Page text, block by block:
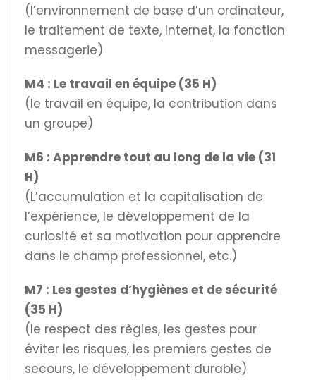
(l’environnement de base d’un ordinateur,
le traitement de texte, Internet, la fonction
messagerie)
M4 : Le travail en équipe (35 H)
(le travail en équipe, la contribution dans
un groupe)
M6 : Apprendre tout au long de la vie (31
H)
(L’accumulation et la capitalisation de
l’expérience, le développement de la
curiosité et sa motivation pour apprendre
dans le champ professionnel, etc.)
M7 : Les gestes d’hygiènes et de sécurité
(35 H)
(le respect des règles, les gestes pour
éviter les risques, les premiers gestes de
secours, le développement durable)